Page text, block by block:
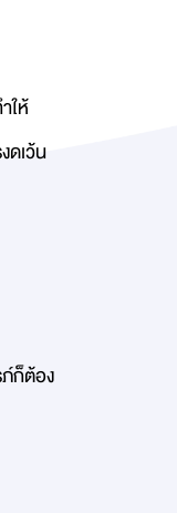
ให้
ดเว้น
ก็ต้อง